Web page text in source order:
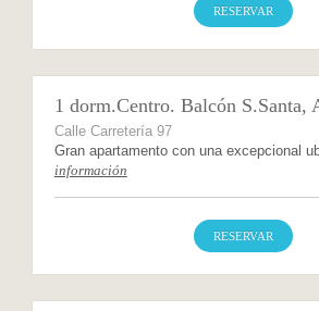
RESERVAR
1 dorm.Centro. Balcón
Calle Carretería 97
Gran apartamento con una excepcional
información
RESERVAR